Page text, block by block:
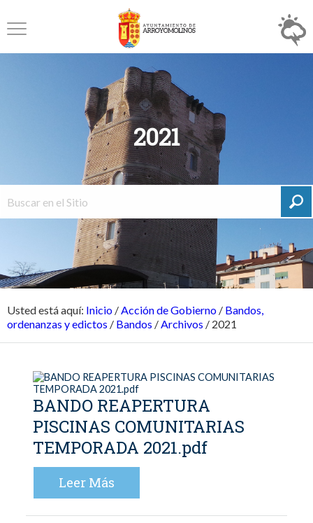
2021
Usted está aquí: Inicio /Acción de Gobierno / Bandos,
ordenanzas y edictos / Bandos /Archivos / 2021
BANDO REAPERTURA
PISCINAS COMUNITARIAS
TEMPORADA 2021.pdf
Leer Más